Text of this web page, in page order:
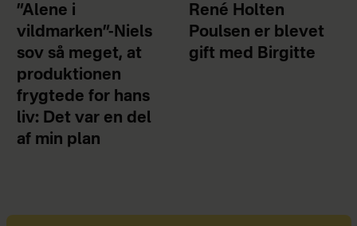
”Alene i
vildmarken”-Niels
sov så meget, at
produktionen
frygtede for hans
liv: Det var en del
af min plan
René Holten
Poulsen er blevet
gift med Birgitte